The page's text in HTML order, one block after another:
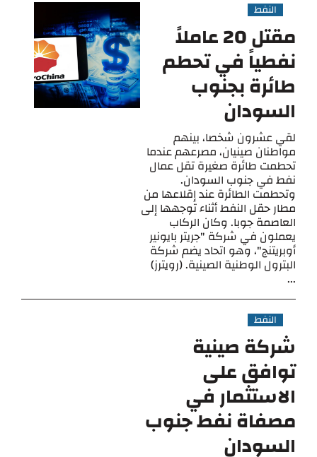
النفط
مقتل 20 عاملاً
نفطياً في تحطم
طائرة بجنوب
السودان
لقي عشرون شخصا، بينهم
مواطنان صينيان، مصرعهم عندما
تحطمت طائرة صغيرة تقل عمال
نفط في جنوب السودان.
وتحطمت الطائرة عند إقلاعها من
مطار حقل النفط أثناء توجهها إلى
العاصمة جوبا. وكان الركاب
يعملون في شركة "جريتر بايونير
أوبريتنج"، وهو اتحاد يضم شركة
البترول الوطنية الصينية. (رويترز)
...
النفط
شركة صينية
توافق على
الاستثمار في
مصفاة نفط جنوب
السودان